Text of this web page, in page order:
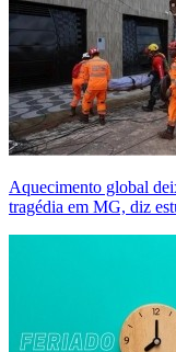
Aquecimento global
tragédia em MG, diz